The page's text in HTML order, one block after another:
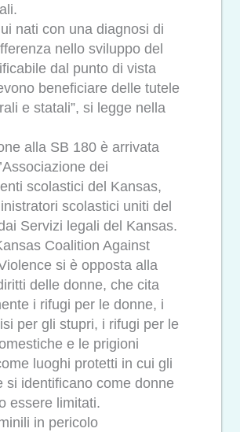
nati con una diagnosi di
nello sviluppo del
dal punto di vista
beneficiare delle tutele
e statali”, si legge nella
alla SB 180 è arrivata
dei
scolastici del Kansas,
scolastici uniti del
Servizi legali del Kansas.
Coalition Against
si è opposta alla
delle donne, che cita
i rifugi per le donne, i
per gli stupri, i rifugi per le
e le prigioni
luoghi protetti in cui gli
si identificano come donne
essere limitati.
in pericolo